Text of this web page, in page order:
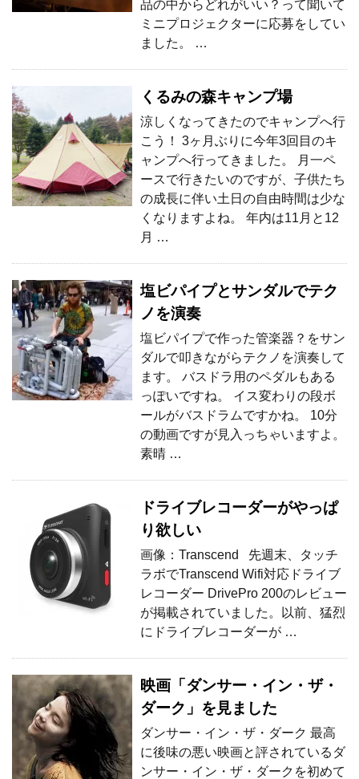
品の中からどれがいい？って聞いて
ミニプロジェクターに応募をしてい
ました。 …
くるみの森キャンプ場
涼しくなってきたのでキャンプへ行
こう！ 3ヶ月ぶりに今年3回目のキ
ャンプへ行ってきました。 月一ペ
ースで行きたいのですが、子供たち
の成長に伴い土日の自由時間は少な
くなりますよね。 年内は11月と12
月 …
塩ビパイプとサンダルでテク
ノを演奏
塩ビパイプで作った管楽器？をサン
ダルで叩きながらテクノを演奏して
ます。 バスドラ用のペダルもある
っぽいですね。 イス変わりの段ボ
ールがバスドラムですかね。 10分
の動画ですが見入っちゃいますよ。
素晴 …
ドライブレコーダーがやっぱ
り欲しい
画像：Transcend 先週末、タッチ
ラボでTranscend Wifi対応ドライブ
レコーダー DrivePro 200のレビュー
が掲載されていました。以前、猛烈
にドライブレコーダーが …
映画「ダンサー・イン・ザ・
ダーク」を見ました
ダンサー・イン・ザ・ダーク 最高
に後味の悪い映画と評されているダ
ンサー・イン・ザ・ダークを初めて